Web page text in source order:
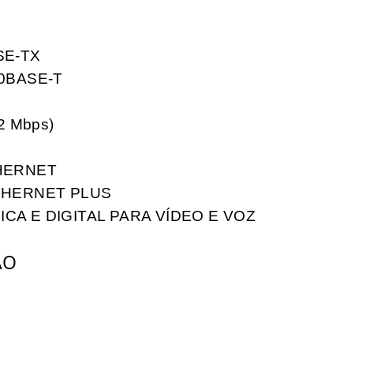
TX
T
Mbps)
PLUS
E DIGITAL PARA VÍDEO E VOZ